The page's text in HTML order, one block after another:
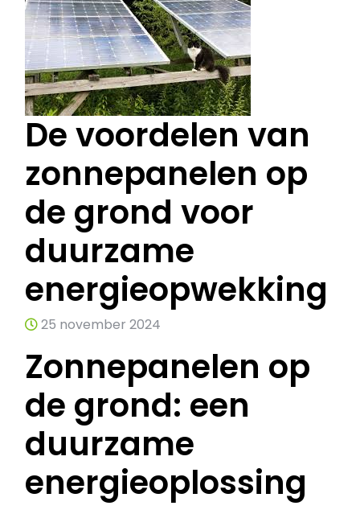
De voordelen van
zonnepanelen op
de grond voor
duurzame
energieopwekking
25 november 2024
Zonnepanelen op
de grond: een
duurzame
energieoplossing